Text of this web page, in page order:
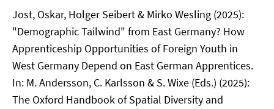
Jost, Oskar, Holger Seibert & Mirko Wesling (2025):
"Demographic Tailwind" from East Germany? How
Apprenticeship Opportunities of Foreign Youth in
West Germany Depend on East German Apprentices.
In: M. Andersson, C. Karlsson & S. Wixe (Eds.) (2025):
The Oxford Handbook of Spatial Diversity and